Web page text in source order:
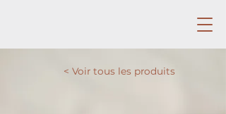
< Voir tous les produits